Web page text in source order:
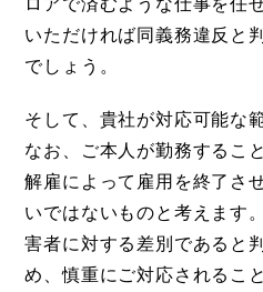
ロアで済むような仕事を任
いただければ同義務違反と
でしょう。
そして、貴社が対応可能な
なお、ご本人が勤務するこ
解雇によって雇用を終了さ
いではないものと考えます
害者に対する差別であると
め、慎重にご対応されるこ